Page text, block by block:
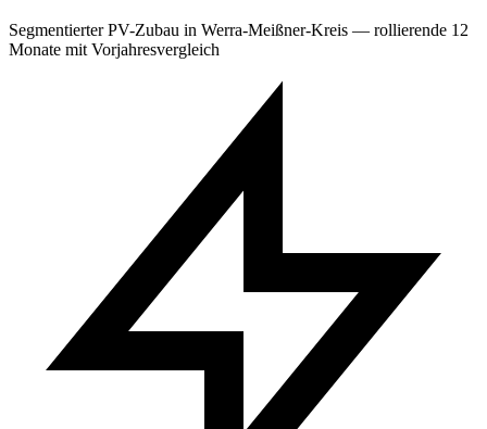
Segmentierter PV-Zubau in Werra-Meißner-Kreis — rollierende 12
Monate mit Vorjahresvergleich